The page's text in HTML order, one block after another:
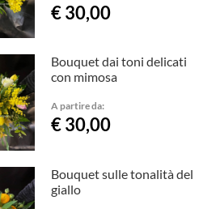
€ 30,00
Bouquet dai toni delicati
con mimosa
A partire da:
€ 30,00
Bouquet sulle tonalità del
giallo